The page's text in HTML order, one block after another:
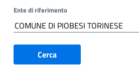
Ente di riferimento
Cerca